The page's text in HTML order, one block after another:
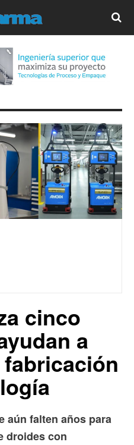
cinco
a
aún falten años para
droides con